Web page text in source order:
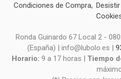
Condiciones de Compra
Ronda Guinardo 67 Local 2 -
(España) | info@lubolo.es |
Horario: 9 a 17 horas | Tiempo